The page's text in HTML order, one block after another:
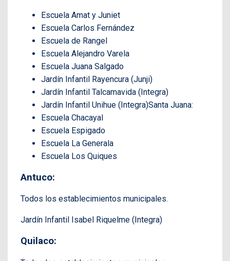
Escuela Amat y Juniet
Escuela Carlos Fernández
Escuela de Rangel
Escuela Alejandro Varela
Escuela Juana Salgado
Jardín Infantil Rayencura (Junji)
Jardín Infantil Talcamavida (Integra)
Jardín Infantil Unihue (Integra)Santa Juana:
Escuela Chacayal
Escuela Espigado
Escuela La Generala
Escuela Los Quiques
Antuco:
Todos los establecimientos municipales.
Jardín Infantil Isabel Riquelme (Integra)
Quilaco: